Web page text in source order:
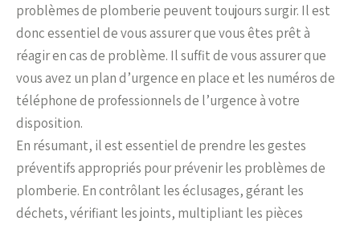
problèmes de plomberie peuvent toujours surgir. Il est
donc essentiel de vous assurer que vous êtes prêt à
réagir en cas de problème. Il suffit de vous assurer que
vous avez un plan d’urgence en place et les numéros de
téléphone de professionnels de l’urgence à votre
disposition.
En résumant, il est essentiel de prendre les gestes
préventifs appropriés pour prévenir les problèmes de
plomberie. En contrôlant les éclusages, gérant les
déchets, vérifiant les joints, multipliant les pièces